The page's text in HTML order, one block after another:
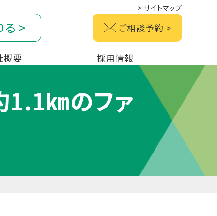
> サイトマップ
る > ご相談予約 >
概要 採用情報
1.1㎞のファ